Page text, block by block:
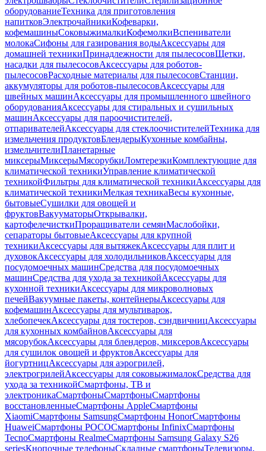
оборудованиеТехника для приготовления
напитковЭлектрочайникиКофеварки,
кофемашиныСоковыжималкиКофемолкиВспениватели
молокаСифоны для газирования водыАксессуары для
домашней техникиПринадлежности для пылесосовЩетки,
насадки для пылесосовАксессуары для роботов-
пылесосовРасходные материалы для пылесосовСтанции,
аккумуляторы для роботов-пылесосовАксессуары для
швейных машинАксессуары для промышленного швейного
оборудованияАксессуары для стиральных и сушильных
машинАксессуары для пароочистителей,
отпаривателейАксессуары для стеклоочистителейТехника для
измельчения продуктовБлендерыКухонные комбайны,
измельчителиПланетарные
миксерыМиксерыМясорубкиЛомтерезкиКомплектующие для
климатической техникиУправление климатической
техникойФильтры для климатической техникиАксессуары для
климатической техникиМелкая техникаВесы кухонные,
бытовыеСушилки для овощей и
фруктовВакууматорыОткрывалки,
картофелечисткиПроращиватели семянМаслобойки,
сепараторы бытовыеАксессуары для крупной
техникиАксессуары для вытяжекАксессуары для плит и
духовокАксессуары для холодильниковАксессуары для
посудомоечных машинСредства для посудомоечных
машинСредства для ухода за техникойАксессуары для
кухонной техникиАксессуары для микроволновых
печейВакуумные пакеты, контейнерыАксессуары для
кофемашинАксессуары для мультиварок,
хлебопечекАксессуары для тостеров, сэндвичницАксессуары
для кухонных комбайновАксессуары для
мясорубокАксессуары для блендеров, миксеровАксессуары
для сушилок овощей и фруктовАксессуары для
йогуртницАксессуары для аэрогрилей,
электрогрилейАксессуары для соковыжималокСредства для
ухода за техникойСмартфоны, ТВ и
электроникаСмартфоныСмартфоныСмартфоны
восстановленныеСмартфоны AppleСмартфоны
XiaomiСмартфоны SamsungСмартфоны HonorСмартфоны
HuaweiСмартфоны POCOСмартфоны InfinixСмартфоны
TecnoСмартфоны RealmeСмартфоны Samsung Galaxy S26
seriesКнопочные телефоныСкладные смартфоныТелевизоры,